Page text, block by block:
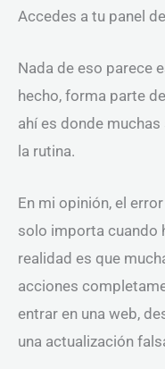
Accedes a tu panel
Nada de eso parece
hecho, forma parte
ahí es donde
la rutina.
En mi opinión, el
solo importa cuando
realidad es que
acciones
entrar en una web,
una actualización